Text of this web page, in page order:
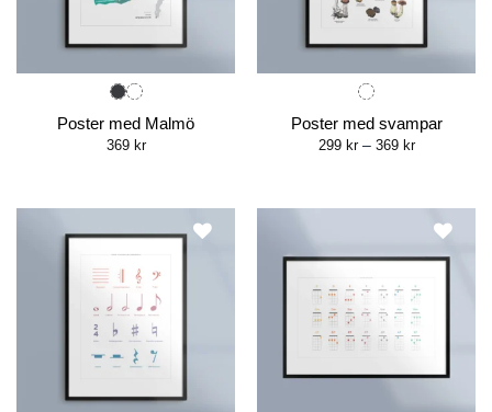
Poster med Malmö
369 kr
Poster med svampar
299 kr – 369 krPrice